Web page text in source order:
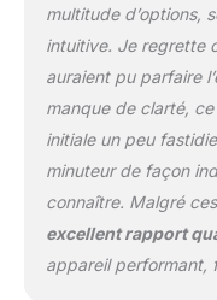
multitude d’options,
intuitive. Je regrette
auraient pu parfaire
manque de clarté,
initiale un peu
minuteur de façon
connaître. Malgré
excellent rapport
appareil performant,